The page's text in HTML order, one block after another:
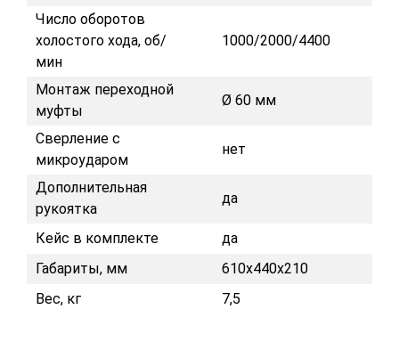
Число оборотов
холостого хода, об/
мин
1000/2000/4400
Монтаж переходной
муфты
Ø 60 мм
Сверление с
микроударом
нет
Дополнительная
рукоятка
да
Кейс в комплекте
да
Габариты, мм
610x440x210
Вес, кг
7,5